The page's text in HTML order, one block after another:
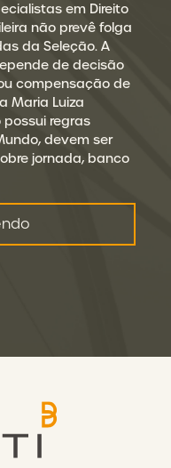
em Direito
não prevê folga
da Seleção. A
de decisão
compensação de
Maria Luiza
possui regras
devem ser
jornada, banco